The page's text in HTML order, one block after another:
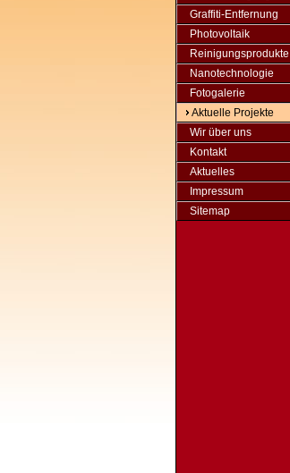
Graffiti-Entfernung
Photovoltaik
Reinigungsprodukte
Nanotechnologie
Fotogalerie
Aktuelle Projekte
Wir über uns
Kontakt
Aktuelles
Impressum
Sitemap